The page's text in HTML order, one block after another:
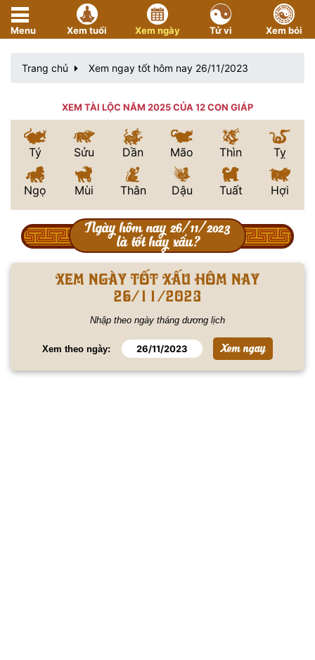
Menu Xem tuổi Xem ngày Tử vi Xem bói
Trang chủ Xem ngay tốt hôm nay 26/11/2023
XEM TÀI LỘC NĂM 2025 CỦA 12 CON GIÁP
Tý Sửu Dần Mão Thìn Tỵ
Ngọ Mùi Thân Dậu Tuất Hợi
Ngày hôm nay 26/11/2023
là tốt hay xấu?
Xem ngày tốt xấu hôm nay
26/11/2023
Nhập theo ngày tháng dương lịch
Xem theo ngày: